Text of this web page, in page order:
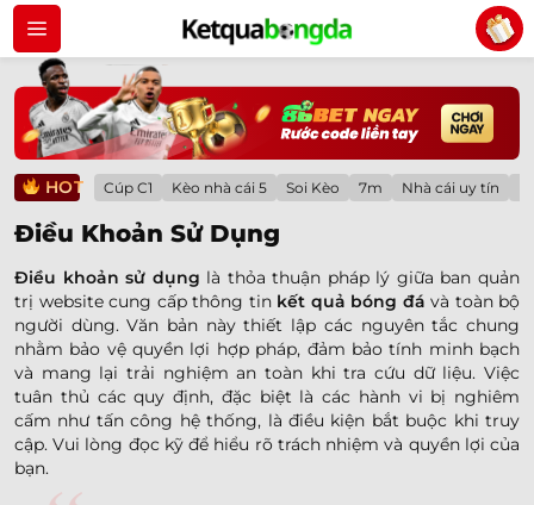
Bỏ
qua
dung
HOT Cúp C1 Kèo nhà cái 5 Soi Kèo 7m Nhà cái uy tín
Điều Khoản Sử Dụng
Điều khoản sử dụng là thỏa thuận pháp lý giữa ban quản
trị website cung cấp thông tin kết quả bóng đá và toàn bộ
người dùng. Văn bản này thiết lập các nguyên tắc chung
nhằm bảo vệ quyền lợi hợp pháp, đảm bảo tính minh bạch
và mang lại trải nghiệm an toàn khi tra cứu dữ liệu. Việc
tuân thủ các quy định, đặc biệt là các hành vi bị nghiêm
cấm như tấn công hệ thống, là điều kiện bắt buộc khi truy
cập. Vui lòng đọc kỹ để hiểu rõ trách nhiệm và quyền lợi của
bạn.